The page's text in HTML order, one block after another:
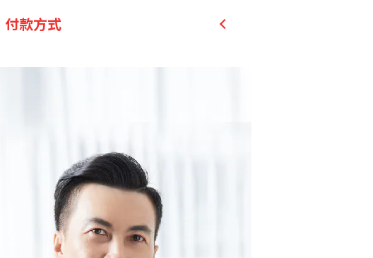
長發育與生殖機能。增進皮膚健康。
貨付款
貨不付款
付款方式
付款